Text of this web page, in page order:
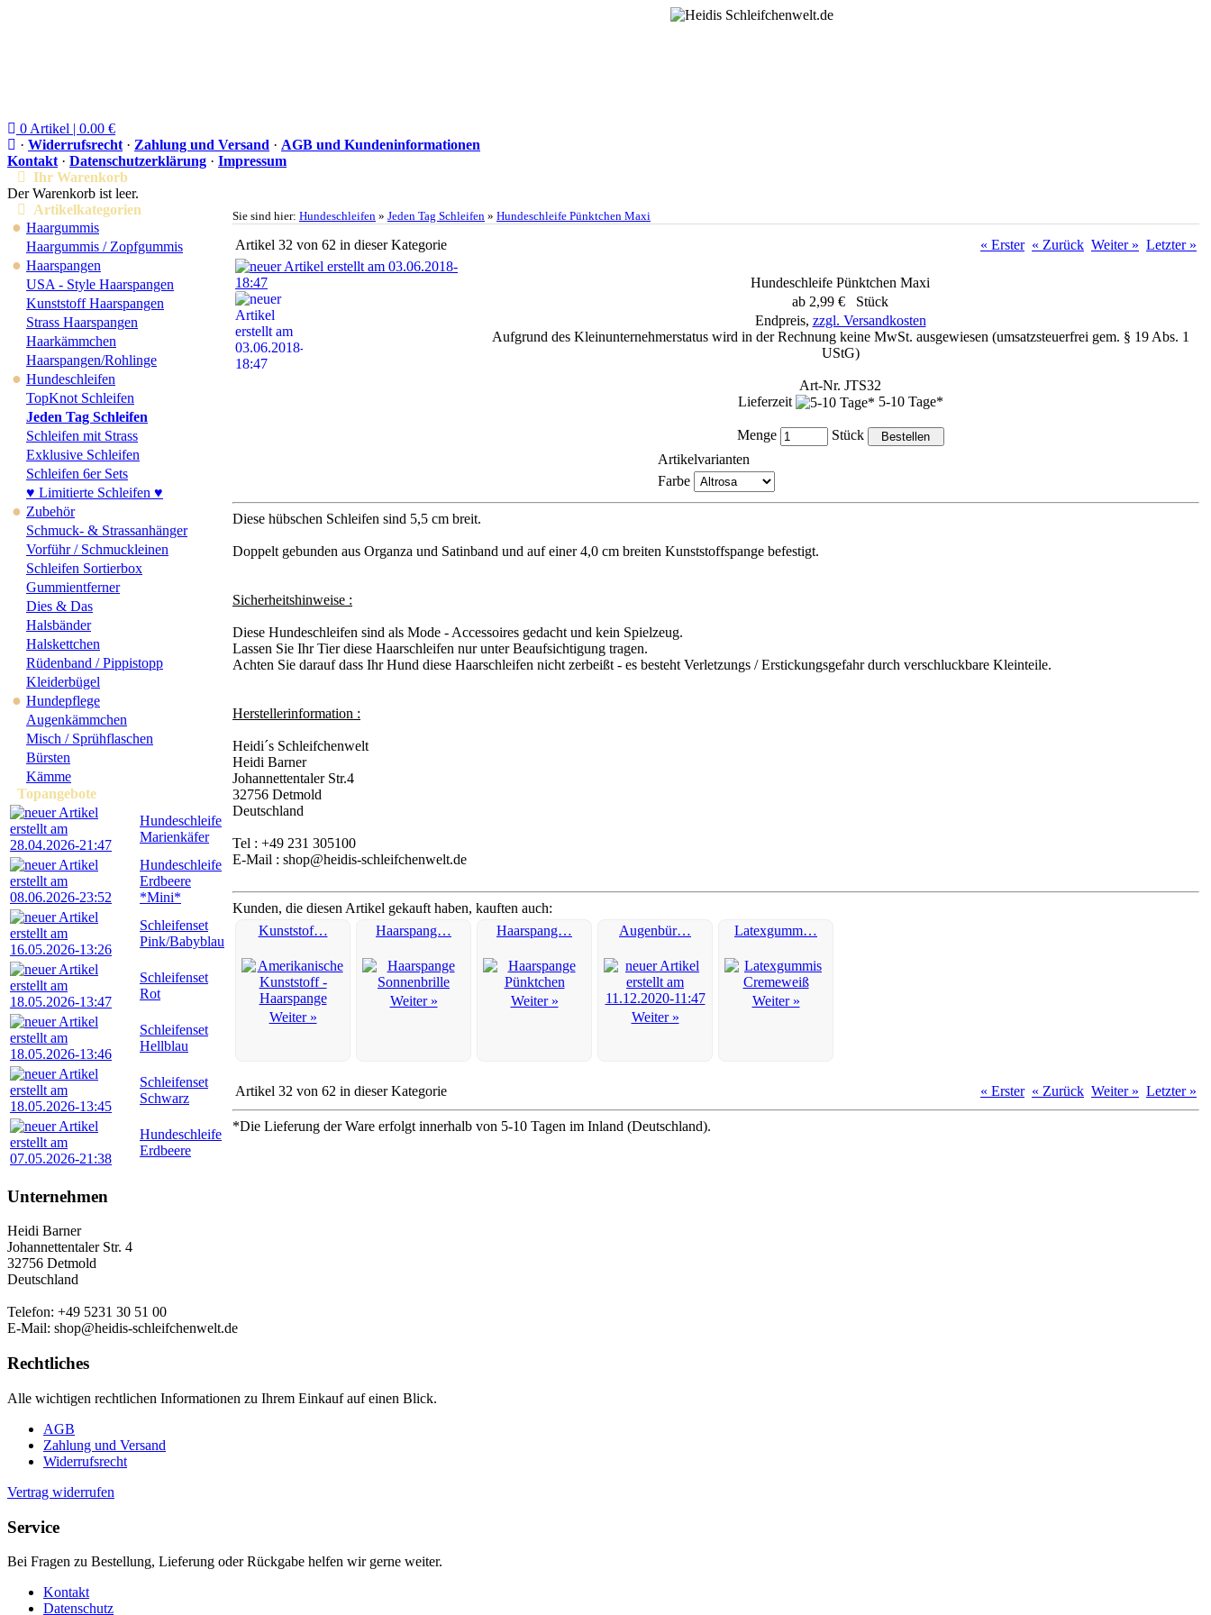
0 Artikel | 0.00 €
· Widerrufsrecht · Zahlung und Versand · AGB und Kundeninformationen
Kontakt · Datenschutzerklärung · Impressum
Ihr Warenkorb
Der Warenkorb ist leer.
Artikelkategorien
● Haargummis
Haargummis / Zopfgummis
● Haarspangen
USA - Style Haarspangen
Kunststoff Haarspangen
Strass Haarspangen
Haarkämmchen
Haarspangen/Rohlinge
● Hundeschleifen
TopKnot Schleifen
Jeden Tag Schleifen
Schleifen mit Strass
Exklusive Schleifen
Schleifen 6er Sets
♥ Limitierte Schleifen ♥
● Zubehör
Schmuck- & Strassanhänger
Vorführ / Schmuckleinen
Schleifen Sortierbox
Gummientferner
Dies & Das
Halsbänder
Halskettchen
Rüdenband / Pippistopp
Kleiderbügel
● Hundepflege
Augenkämmchen
Misch / Sprühflaschen
Bürsten
Kämme
Topangebote
Hundeschleife
Marienkäfer
Hundeschleife
Erdbeere
*Mini*
Schleifenset
Pink/Babyblau
Schleifenset
Rot
Schleifenset
Hellblau
Schleifenset
Schwarz
Hundeschleife
Erdbeere
Sie sind hier: Hundeschleifen » Jeden Tag Schleifen » Hundeschleife Pünktchen Maxi
Artikel 32 von 62 in dieser Kategorie « Erster « Zurück Weiter » Letzter »
Hundeschleife Pünktchen Maxi
ab 2,99 € Stück
Endpreis, zzgl. Versandkosten
Aufgrund des Kleinunternehmerstatus wird in der Rechnung keine MwSt. ausgewiesen (umsatzsteuerfrei gem. § 19 Abs. 1
UStG)
Art-Nr. JTS32
Lieferzeit
5-10 Tage*
Menge
Stück
Artikelvarianten
Farbe
Diese hübschen Schleifen sind 5,5 cm breit.
Doppelt gebunden aus Organza und Satinband und auf einer 4,0 cm breiten Kunststoffspange befestigt.
Sicherheitshinweise :
Diese Hundeschleifen sind als Mode - Accessoires gedacht und kein Spielzeug.
Lassen Sie Ihr Tier diese Haarschleifen nur unter Beaufsichtigung tragen.
Achten Sie darauf dass Ihr Hund diese Haarschleifen nicht zerbeißt - es besteht Verletzungs / Erstickungsgefahr durch verschluckbare Kleinteile.
Herstellerinformation :
Heidi´s Schleifchenwelt
Heidi Barner
Johannettentaler Str.4
32756 Detmold
Deutschland
Tel : +49 231 305100
E-Mail : shop@heidis-schleifchenwelt.de
Kunden, die diesen Artikel gekauft haben, kauften auch:
Kunststof…
Weiter »
Haarspang…
Weiter »
Haarspang…
Weiter »
Augenbür…
Weiter »
Latexgumm…
Weiter »
Artikel 32 von 62 in dieser Kategorie « Erster « Zurück Weiter » Letzter »
*Die Lieferung der Ware erfolgt innerhalb von 5-10 Tagen im Inland (Deutschland).
Unternehmen
Heidi Barner
Johannettentaler Str. 4
32756 Detmold
Deutschland
Telefon: +49 5231 30 51 00
E-Mail: shop@heidis-schleifchenwelt.de
Rechtliches
Alle wichtigen rechtlichen Informationen zu Ihrem Einkauf auf einen Blick.
AGB
Zahlung und Versand
Widerrufsrecht
Vertrag widerrufen
Service
Bei Fragen zu Bestellung, Lieferung oder Rückgabe helfen wir gerne weiter.
Kontakt
Datenschutz